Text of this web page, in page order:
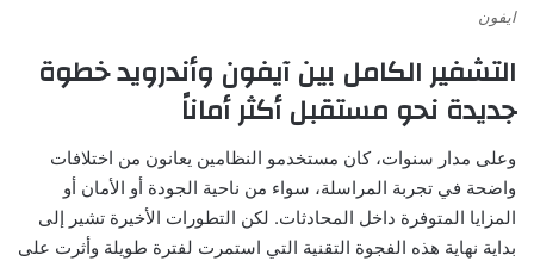
ايفون
التشفير الكامل بين آيفون وأندرويد خطوة
جديدة نحو مستقبل أكثر أماناً
وعلى مدار سنوات، كان مستخدمو النظامين يعانون من اختلافات
واضحة في تجربة المراسلة، سواء من ناحية الجودة أو الأمان أو
المزايا المتوفرة داخل المحادثات. لكن التطورات الأخيرة تشير إلى
بداية نهاية هذه الفجوة التقنية التي استمرت لفترة طويلة وأثرت على